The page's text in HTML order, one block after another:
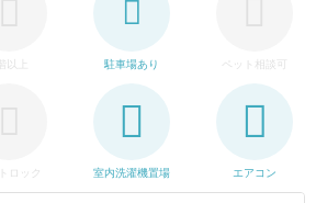
以上 駐車場あり ペット相談可
ロック 室内洗濯機置場 エアコン